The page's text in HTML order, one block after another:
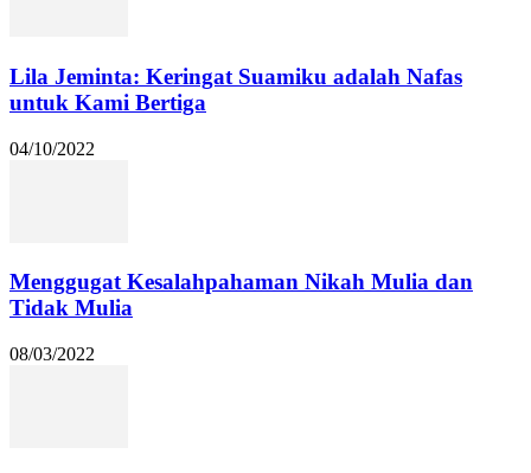
Lila Jeminta: Keringat Suamiku adalah Nafas
untuk Kami Bertiga
04/10/2022
Menggugat Kesalahpahaman Nikah Mulia dan
Tidak Mulia
08/03/2022